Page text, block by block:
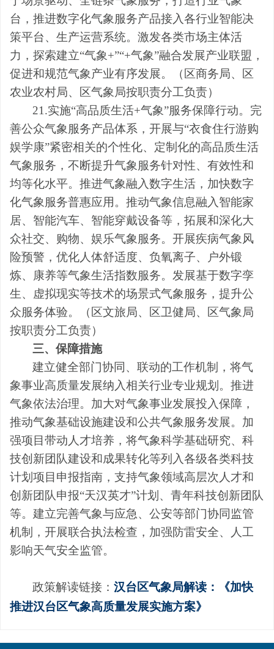
台，推进数字化气象服务产品接入各行业智能决
策平台、生产运营系统。激发各类市场主体活
力，探索建立“气象+”“+气象”融合发展产业联盟，
促进和规范气象产业有序发展。
（ 区商务局、
区
农业农村局、
区气象局按职责分工负责）
21.实施“高品质生活+气象”服务保障行动。完
善公众气象服务产品体系，开展与“衣食住行游购
娱学康”紧密相关的个性化、定制化的高品质生活
气象服务，不断提升气象服务针对性、有效性和
均等化水平。推进气象融入数字生活，加快数字
化气象服务普惠应用。推动气象信息融入智能家
居、智能汽车、智能穿戴设备等，拓展和深化大
众社交、购物、娱乐气象服务。开展疾病气象风
险预警，优化人体舒适度、负氧离子、户外锻
炼、康养等气象生活指数服务。发展基于数字孪
生、虚拟现实等技术的场景式气象服务，提升公
众服务体验。
（ 区文旅局、 区卫健局、 区气象局
按职责分工负责）
三、保障措施
建立健全部门协同、联动的工作机制，将气
象事业高质量发展纳入相关行业专业规划。推进
气象依法治理。加大对气象事业发展投入保障，
推动气象基础设施建设和公共气象服务发展。加
强项目带动人才培养，将气象科学基础研究、科
技创新团队建设和成果转化等列入各级各类科技
计划项目申报指南，支持气象领域高层次人才和
创新团队申报“天汉英才”计划、青年科技创新团队
等。建立完善气象与应急、公安等部门协同监管
机制，开展联合执法检查，加强防雷安全、人工
影响天气安全监管。
政策解读链接：汉台区气象局解读：《加快
推进汉台区气象高质量发展实施方案》